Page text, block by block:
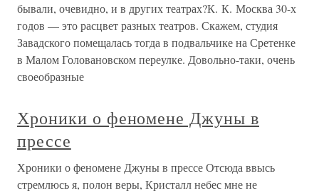
бывали, очевидно, и в других театрах?К. К. Москва 30-х
годов — это расцвет разных театров. Скажем, студия
Завадского помещалась тогда в подвальчике на Сретенке
в Малом Головановском переулке. Довольно-таки, очень
своеобразные
Хроники о феномене Джуны в
прессе
Хроники о феномене Джуны в прессе Отсюда ввысь
стремлюсь я, полон веры, Кристалл небес мне не